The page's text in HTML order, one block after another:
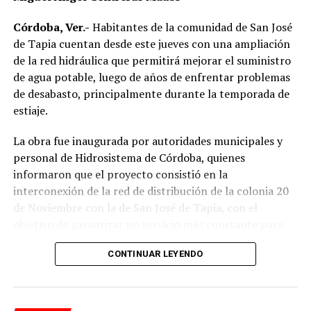
Córdoba, Ver.- Habitantes de la comunidad de San José
de Tapia cuentan desde este jueves con una ampliación
de la red hidráulica que permitirá mejorar el suministro
de agua potable, luego de años de enfrentar problemas
de desabasto, principalmente durante la temporada de
estiaje.
La obra fue inaugurada por autoridades municipales y
personal de Hidrosistema de Córdoba, quienes
informaron que el proyecto consistió en la
interconexión de la red de distribución de la colonia 20
de Noviembre con la de San José de Tapia, con el
los usuarios.
trabajos incluyeron la instalación de aproximadamente
mil 480 metros de tubería de polietileno de alta
CONTINUAR LEYENDO